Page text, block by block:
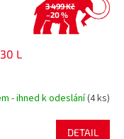
3 499 Kč
–20 %
L
- ihned k odeslání(4 ks)
DETAIL